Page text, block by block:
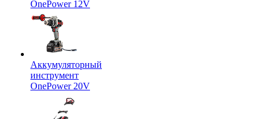
OnePower 12V
Аккумуляторный
инструмент
OnePower 20V